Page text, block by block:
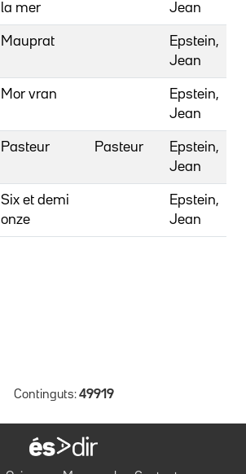
la mer
Jean
Mauprat
Epstein,
Jean
Mor vran
Epstein,
Jean
Pasteur Pasteur
Epstein,
Jean
Six et demi
onze
Epstein,
Jean
Continguts: 49919